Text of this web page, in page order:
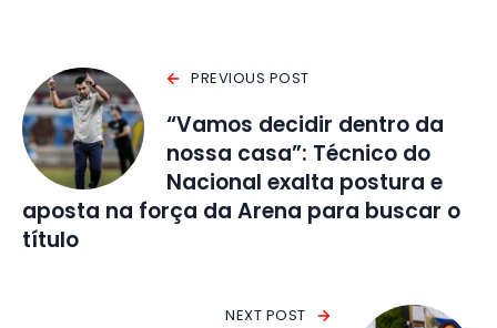
PREVIOUS POST
“Vamos decidir dentro da
nossa casa”: Técnico do
Nacional exalta postura e
aposta na força da Arena para buscar o
título
NEXT POST